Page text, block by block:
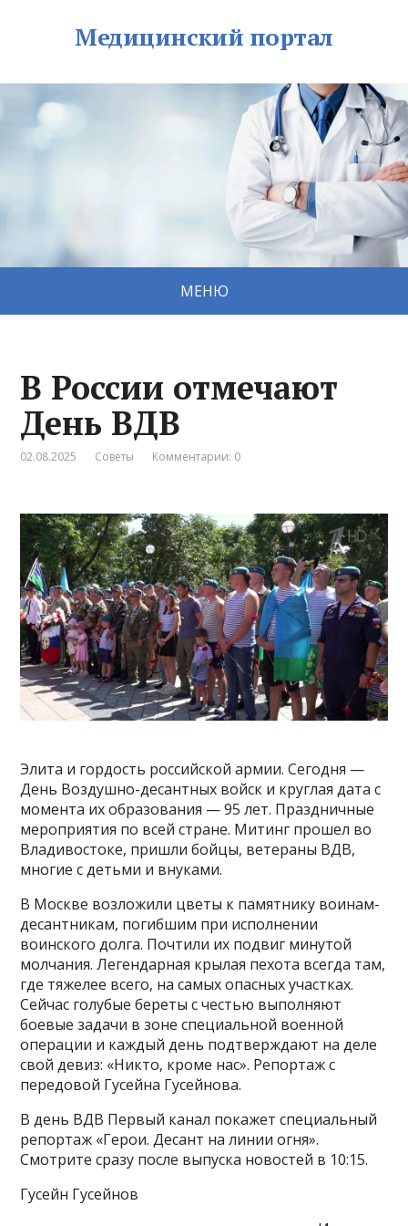
Медицинский портал
МЕНЮ
В России отмечают
День ВДВ
02.08.2025 Советы Комментарии: 0
Элита и гордость российской армии. Сегодня —
День Воздушно-десантных войск и круглая дата с
момента их образования — 95 лет. Праздничные
мероприятия по всей стране. Митинг прошел во
Владивостоке, пришли бойцы, ветераны ВДВ,
многие с детьми и внуками.
В Москве возложили цветы к памятнику воинам-
десантникам, погибшим при исполнении
воинского долга. Почтили их подвиг минутой
молчания. Легендарная крылая пехота всегда там,
где тяжелее всего, на самых опасных участках.
Сейчас голубые береты с честью выполняют
боевые задачи в зоне специальной военной
операции и каждый день подтверждают на деле
свой девиз: «Никто, кроме нас». Репортаж с
передовой Гусейна Гусейнова.
В день ВДВ Первый канал покажет специальный
репортаж «Герои. Десант на линии огня».
Смотрите сразу после выпуска новостей в 10:15.
Гусейн Гусейнов